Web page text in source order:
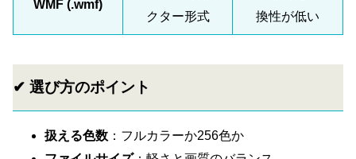
WMF (.wmf)
クター形式
換性が低い
✔ 選び方のポイント
扱える色数 ：フルカラーか256色か